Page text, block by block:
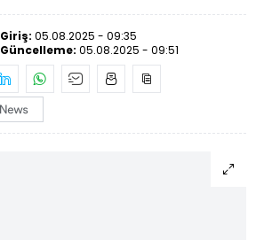
Giriş: 05.08.2025 - 09:35
Güncelleme: 05.08.2025 - 09:51